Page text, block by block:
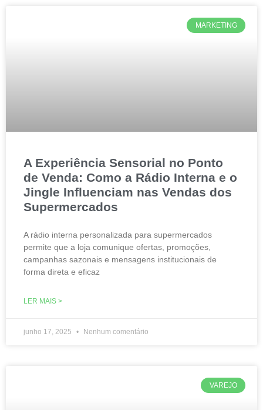
MARKETING
A Experiência Sensorial no Ponto
de Venda: Como a Rádio Interna e o
Jingle Influenciam nas Vendas dos
Supermercados
A rádio interna personalizada para supermercados
permite que a loja comunique ofertas, promoções,
campanhas sazonais e mensagens institucionais de
forma direta e eficaz
LER MAIS >
junho 17, 2025 Nenhum comentário
VAREJO